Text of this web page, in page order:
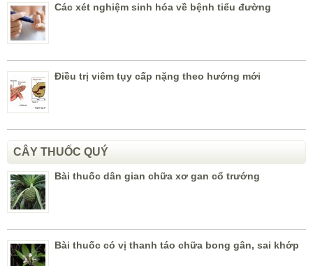
Các xét nghiệm sinh hóa về bệnh tiểu đường
Điều trị viêm tụy cấp nặng theo hướng mới
CÂY THUỐC QUÝ
Bài thuốc dân gian chữa xơ gan cổ trướng
Bài thuốc có vị thanh táo chữa bong gân, sai khớp